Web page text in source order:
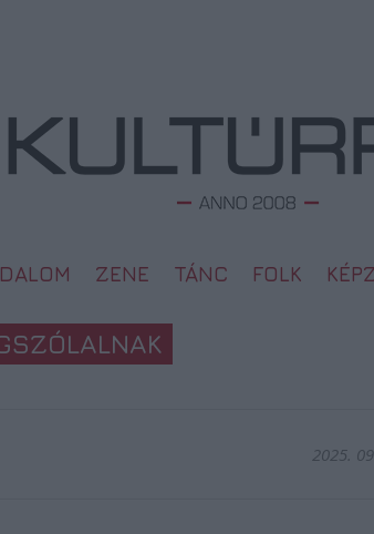
ZENE TÁNC FOLK
2025.